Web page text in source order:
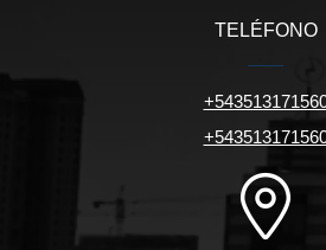
TELÉFONO